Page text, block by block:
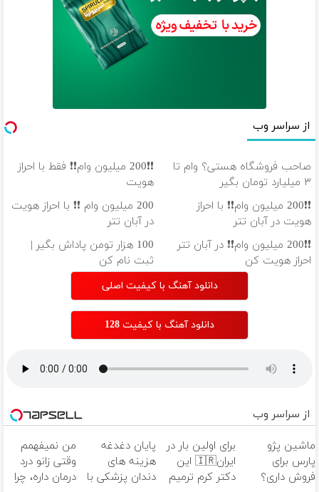
از سراسر وب
صاحب فروشگاه هستی؟ وام تا
۳ میلیارد تومان بگیر
❗❗200 میلیون وام❗❗ فقط با احراز
هویت
❗❗200 میلیون وام❗❗ با احراز
هویت در آبان تتر
200 میلیون وام ❗❗ با احراز هویت
در آبان تتر
❗❗200 میلیون وام❗❗ در آبان تتر
احراز هویت کن
100 هزار تومن پاداش بگیر |
ثبت نام کن
دانلود آهنگ با کیفیت اصلی
دانلود آهنگ با کیفیت 128
از سراسر وب
ماشین پژو
پارس برای
فروش داری؟
برای اولین بار در
ایران🇮🇷 این
دکتر کرم ترمیم
پایان دغدغه
هزینه های
دندان پزشکی با
من نمیفهمم
وقتی زانو درد
درمان داره، چرا